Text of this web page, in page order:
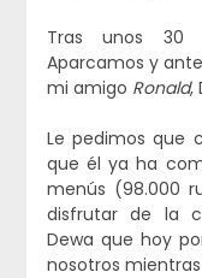
Tras unos 30
Aparcamos y
mi amigo Ronald,
Le pedimos que
que él ya ha
menús (98.000
disfrutar de la
Dewa que hoy
nosotros